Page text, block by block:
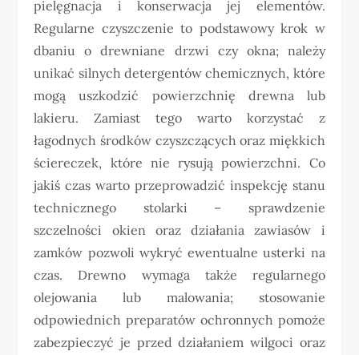
pielęgnacja i konserwacja jej elementów.
Regularne czyszczenie to podstawowy krok w
dbaniu o drewniane drzwi czy okna; należy
unikać silnych detergentów chemicznych, które
mogą uszkodzić powierzchnię drewna lub
lakieru. Zamiast tego warto korzystać z
łagodnych środków czyszczących oraz miękkich
ściereczek, które nie rysują powierzchni. Co
jakiś czas warto przeprowadzić inspekcję stanu
technicznego stolarki – sprawdzenie
szczelności okien oraz działania zawiasów i
zamków pozwoli wykryć ewentualne usterki na
czas. Drewno wymaga także regularnego
olejowania lub malowania; stosowanie
odpowiednich preparatów ochronnych pomoże
zabezpieczyć je przed działaniem wilgoci oraz